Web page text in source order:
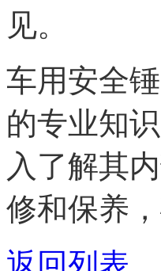
见。
车用安全
的专业知
入了解其
修和保养
返回列表